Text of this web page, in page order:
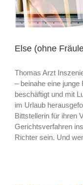
Else (ohne
Thomas Arzt
– beinahe eine
beschäftigt und mit
im Urlaub
Bittstellerin für ihren
Gerichtsverfahren
Richter sein. Und